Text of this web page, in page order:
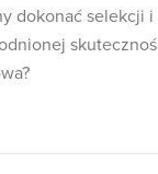
dokonać selekcji